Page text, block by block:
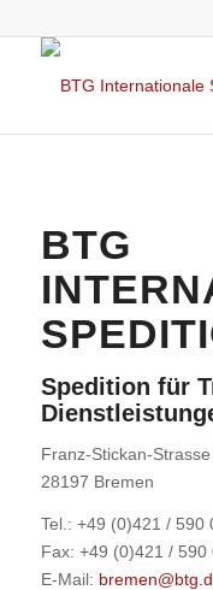
BTG
Spedition für
Franz-Stickan-Strasse
28197 Bremen
Tel.: +49 (0)421 / 590
Fax: +49 (0)421 / 590
E-Mail: